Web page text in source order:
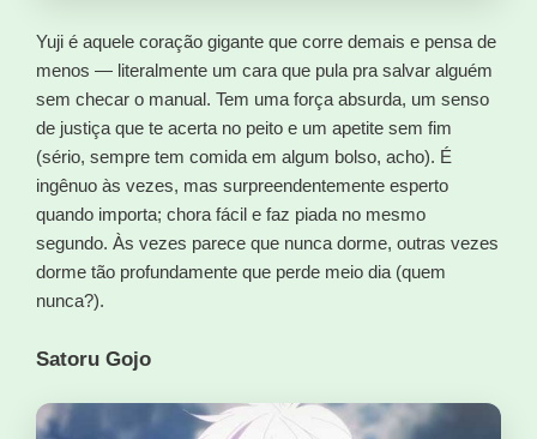
Yuji é aquele coração gigante que corre demais e pensa de
menos — literalmente um cara que pula pra salvar alguém
sem checar o manual. Tem uma força absurda, um senso
de justiça que te acerta no peito e um apetite sem fim
(sério, sempre tem comida em algum bolso, acho). É
ingênuo às vezes, mas surpreendentemente esperto
quando importa; chora fácil e faz piada no mesmo
segundo. Às vezes parece que nunca dorme, outras vezes
dorme tão profundamente que perde meio dia (quem
nunca?).
Satoru Gojo